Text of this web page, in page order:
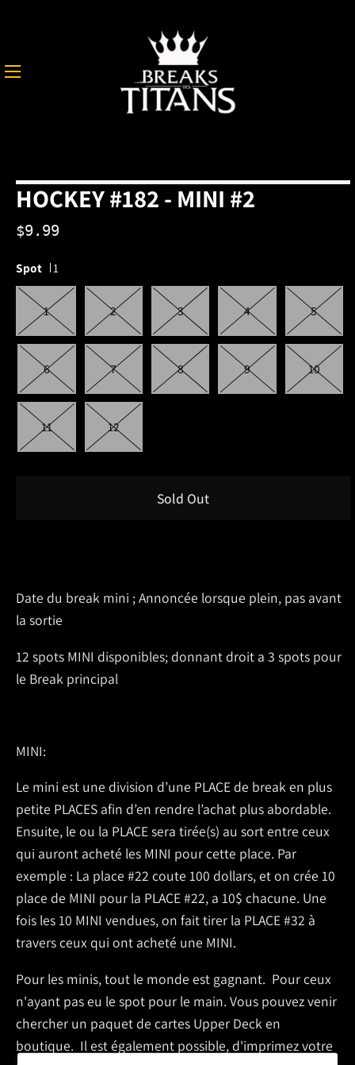
HOCKEY #182 - MINI #2
$9.99
Spot 1
1 2 3 4 5
6 7 8 9 10
11 12
Sold Out
Date du break mini ; Annoncée lorsque plein, pas avant
la sortie
12 spots MINI disponibles; donnant droit a 3 spots pour
le Break principal
MINI:
Le mini est une division d’une PLACE de break en plus
petite PLACES afin d’en rendre l’achat plus abordable.
Ensuite, le ou la PLACE sera tirée(s) au sort entre ceux
qui auront acheté les MINI pour cette place. Par
exemple : La place #22 coute 100 dollars, et on crée 10
place de MINI pour la PLACE #22, a 10$ chacune. Une
fois les 10 MINI vendues, on fait tirer la PLACE #32 à
travers ceux qui ont acheté une MINI.
Pour les minis, tout le monde est gagnant. Pour ceux
n'ayant pas eu le spot pour le main. Vous pouvez venir
chercher un paquet de cartes Upper Deck en
boutique. Il est également possible, d'imprimez votre